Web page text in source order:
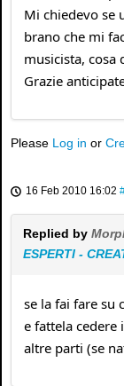
Mi chiedevo se
brano che mi
musicista, cosa
Grazie
Please Log in or
16 Feb 2010 16:02
Replied by
ESPERTI -
se la fai fare su
e fattela cedere
altre parti (se